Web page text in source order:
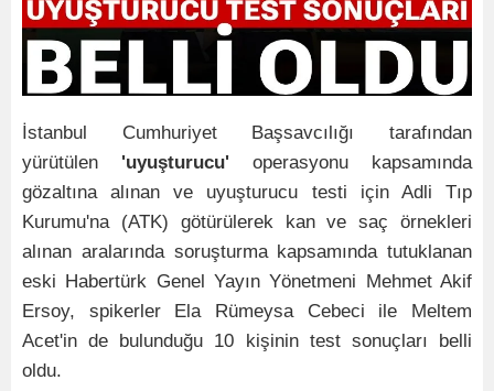
İstanbul Cumhuriyet Başsavcılığı tarafından
yürütülen 'uyuşturucu' operasyonu kapsamında
gözaltına alınan ve uyuşturucu testi için Adli Tıp
Kurumu'na (ATK) götürülerek kan ve saç örnekleri
alınan aralarında soruşturma kapsamında tutuklanan
eski Habertürk Genel Yayın Yönetmeni Mehmet Akif
Ersoy, spikerler Ela Rümeysa Cebeci ile Meltem
Acet'in de bulunduğu 10 kişinin test sonuçları belli
oldu.